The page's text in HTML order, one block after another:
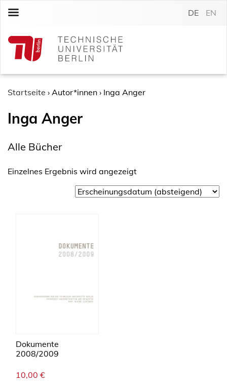
c
DE EN
Startseite › Autor*innen › Inga Anger
Inga Anger
Alle Bücher
Einzelnes Ergebnis wird angezeigt
Dokumente
2008/2009
10,00 €